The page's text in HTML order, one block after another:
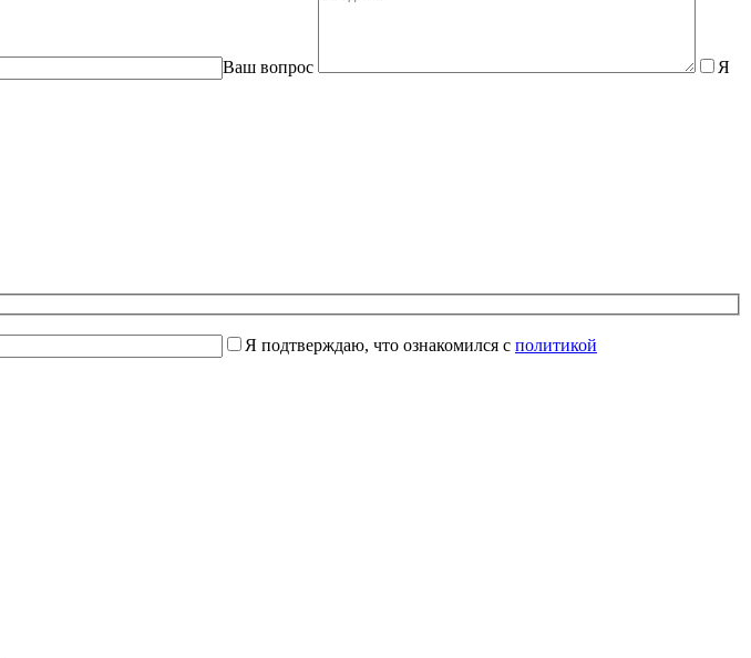
Ваш вопрос
Я
Я подтверждаю, что ознакомился с политикой